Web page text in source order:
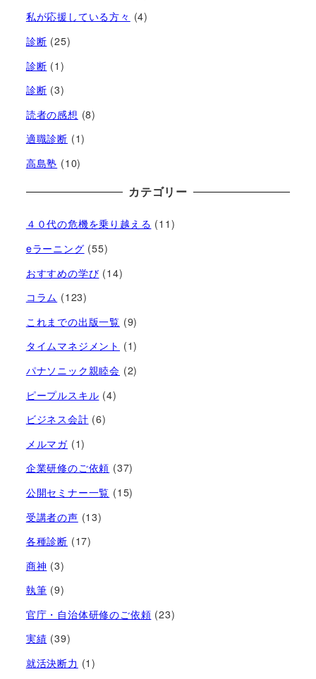
私が応援している方々 (4)
診断 (25)
診断 (1)
診断 (3)
読者の感想 (8)
適職診断 (1)
高島塾 (10)
カテゴリー
４０代の危機を乗り越える (11)
eラーニング (55)
おすすめの学び (14)
コラム (123)
これまでの出版一覧 (9)
タイムマネジメント (1)
パナソニック親睦会 (2)
ピープルスキル (4)
ビジネス会計 (6)
メルマガ (1)
企業研修のご依頼 (37)
公開セミナー一覧 (15)
受講者の声 (13)
各種診断 (17)
商神 (3)
執筆 (9)
官庁・自治体研修のご依頼 (23)
実績 (39)
就活決断力 (1)